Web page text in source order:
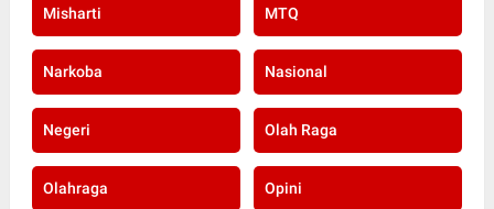
Misharti MTQ
Narkoba Nasional
Negeri Olah Raga
Olahraga Opini